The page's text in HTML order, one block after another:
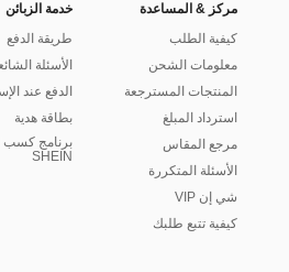
مركز & المساعدة
كيفية الطلب
معلومات الشحن
المنتجات المسترجعة
استرداد المبلغ
مرجع المقاس
الأسئلة المتكررة
شي إن VIP
كيفية تتبع طلبك
خدمة الزبائن
طريقة الدفع
الأسئلة
الدفع عند
بطاقة هدية
برنامج كسب
SHEIN